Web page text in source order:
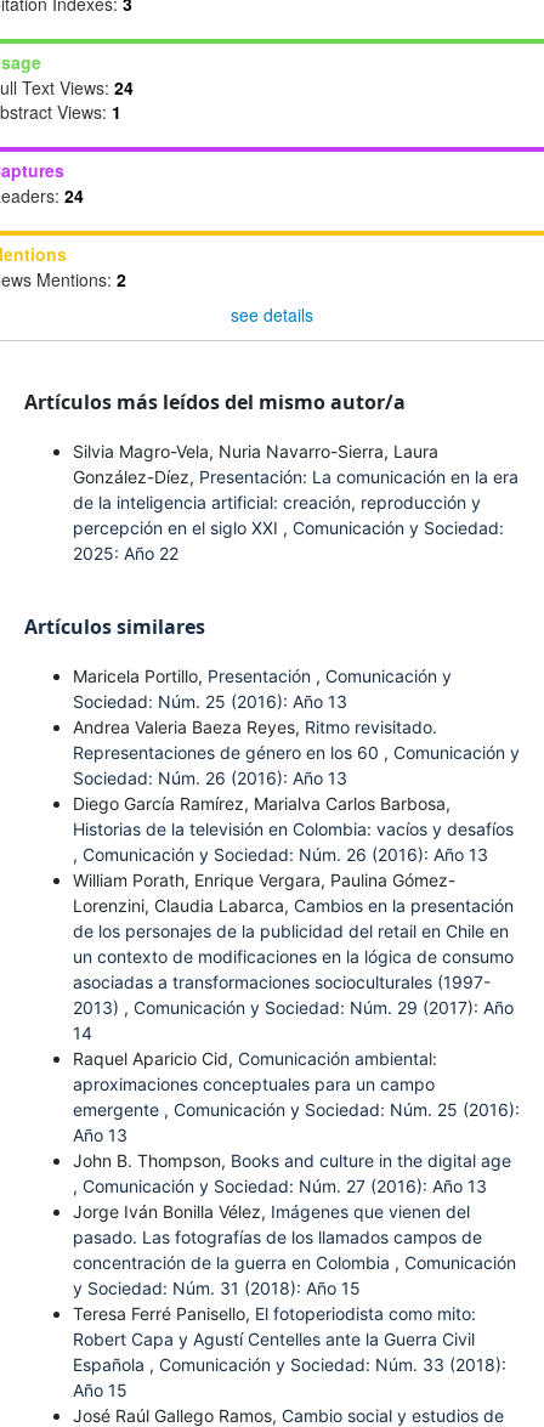
Text Views: 24
Views: 1
24
Mentions: 2
see details
Artículos más leídos del mismo autor/a
Silvia Magro-Vela, Nuria Navarro-Sierra, Laura
González-Díez, Presentación: La comunicación en la era
de la inteligencia artificial: creación, reproducción y
percepción en el siglo XXI , Comunicación y Sociedad:
2025: Año 22
Artículos similares
Maricela Portillo, Presentación , Comunicación y
Sociedad: Núm. 25 (2016): Año 13
Andrea Valeria Baeza Reyes, Ritmo revisitado.
Representaciones de género en los 60 , Comunicación y
Sociedad: Núm. 26 (2016): Año 13
Diego García Ramírez, Marialva Carlos Barbosa,
Historias de la televisión en Colombia: vacíos y desafíos
, Comunicación y Sociedad: Núm. 26 (2016): Año 13
William Porath, Enrique Vergara, Paulina Gómez-
Lorenzini, Claudia Labarca, Cambios en la presentación
de los personajes de la publicidad del retail en Chile en
un contexto de modificaciones en la lógica de consumo
asociadas a transformaciones socioculturales (1997-
2013) , Comunicación y Sociedad: Núm. 29 (2017): Año
14
Raquel Aparicio Cid, Comunicación ambiental:
aproximaciones conceptuales para un campo
emergente , Comunicación y Sociedad: Núm. 25 (2016):
Año 13
John B. Thompson, Books and culture in the digital age
, Comunicación y Sociedad: Núm. 27 (2016): Año 13
Jorge Iván Bonilla Vélez, Imágenes que vienen del
pasado. Las fotografías de los llamados campos de
concentración de la guerra en Colombia , Comunicación
y Sociedad: Núm. 31 (2018): Año 15
Teresa Ferré Panisello, El fotoperiodista como mito:
Robert Capa y Agustí Centelles ante la Guerra Civil
Española , Comunicación y Sociedad: Núm. 33 (2018):
Año 15
José Raúl Gallego Ramos, Cambio social y estudios de